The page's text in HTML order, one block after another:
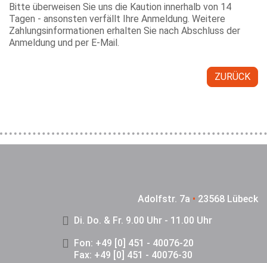
Bitte überweisen Sie uns die Kaution innerhalb von 14
Tagen - ansonsten verfällt Ihre Anmeldung. Weitere
Zahlungsinformationen erhalten Sie nach Abschluss der
Anmeldung und per E-Mail.
ZURÜCK
Adolfstr. 7a • 23568 Lübeck
Di. Do. & Fr. 9.00 Uhr - 11.00 Uhr
Fon: +49 [0] 451 - 40076-20
Fax: +49 [0] 451 - 40076-30